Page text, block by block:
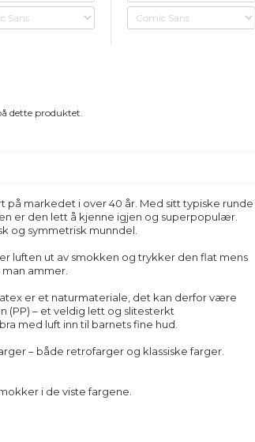
dette produktet.
på markedet i over 40 år. Med sitt typiske runde
er den lett å kjenne igjen og superpopulær.
og symmetrisk munndel.
luften ut av smokken og trykker den flat mens
ammer.
er et naturmateriale, det kan derfor være
(PP) – et veldig lett og slitesterkt
med luft inn til barnets fine hud.
– både retrofarger og klassiske farger.
i de viste fargene.